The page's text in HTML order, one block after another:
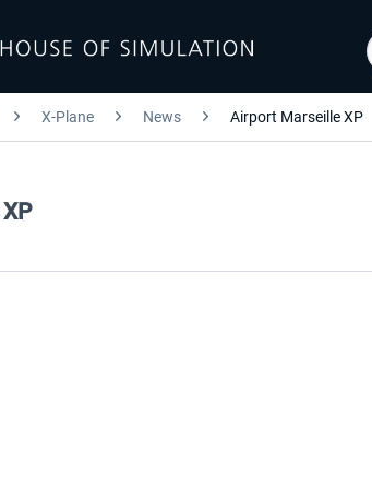
X-Plane News Airport Marseille XP